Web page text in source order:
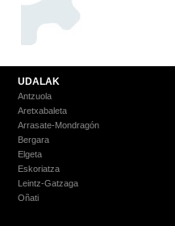
UDALAK
Antzuola
Aretxabaleta
Arrasate-Mondragón
Bergara
Elgeta
Eskoriatza
Leintz-Gatzaga
Oñati